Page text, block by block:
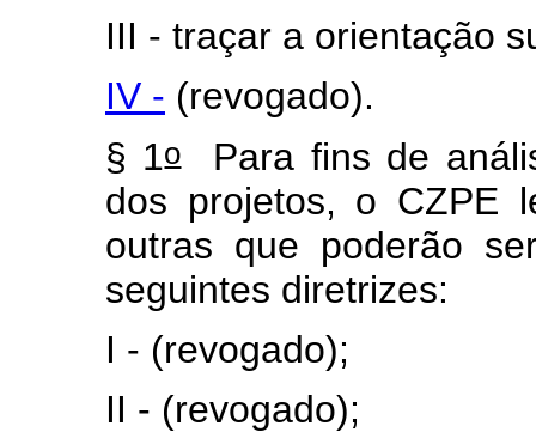
III - traçar a orientação
IV - (revogado).
§ 1oPara fins de
dos projetos, o CZPE
outras que poderão
seguintes diretrizes:
I - (revogado);
II - (revogado);